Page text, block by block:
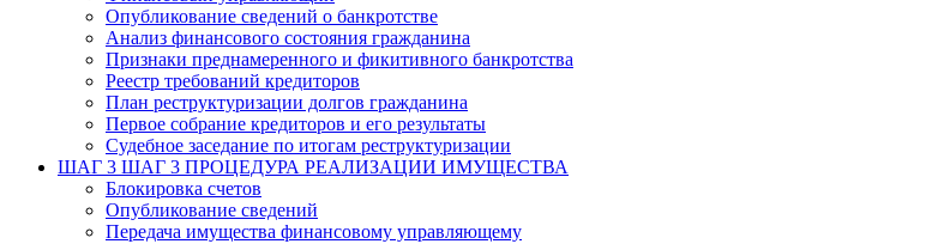
Опубликование сведений о банкротстве
Анализ финансового состояния гражданина
Признаки преднамеренного и фикитивного банкротства
Реестр требований кредиторов
План реструктуризации долгов гражданина
Первое собрание кредиторов и его результаты
Судебное заседание по итогам реструктуризации
ШАГ 3 ШАГ 3 ПРОЦЕДУРА РЕАЛИЗАЦИИ ИМУЩЕСТВА
Блокировка счетов
Опубликование сведений
Передача имущества финансовому управляющему